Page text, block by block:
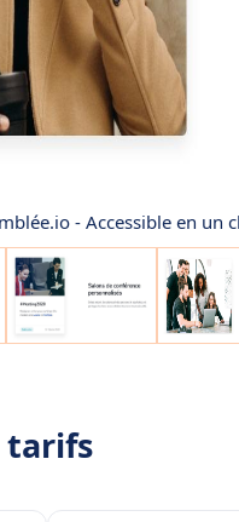
- Accessible en un
tarifs